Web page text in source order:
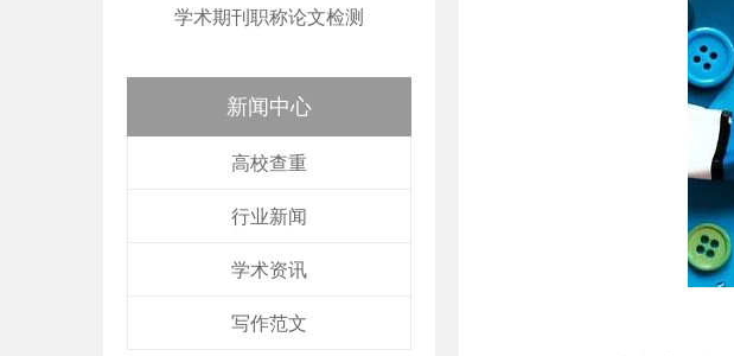
学术期刊职称论文检测
新闻中心
高校查重
行业新闻
学术资讯
写作范文